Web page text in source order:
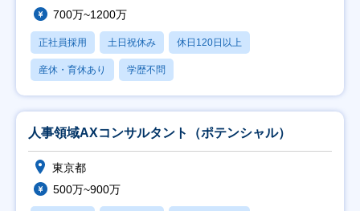
700万~1200万
正社員採用 土日祝休み 休日120日以上
産休・育休あり 学歴不問
人事領域AXコンサルタント（ポテンシャル）
東京都
500万~900万